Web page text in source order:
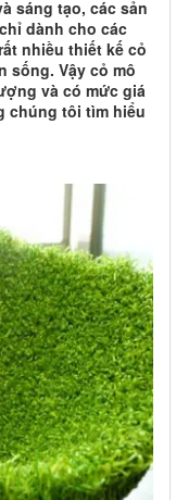
sáng tạo, các sản
dành cho các
nhiều thiết kế cỏ
sống. Vậy cỏ mô
và có mức giá
chúng tôi tìm hiểu